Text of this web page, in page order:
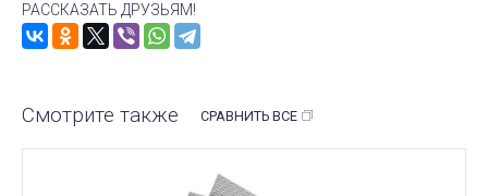
РАССКАЗАТЬ ДРУЗЬЯМ!
Смотрите также СРАВНИТЬ ВСЕ